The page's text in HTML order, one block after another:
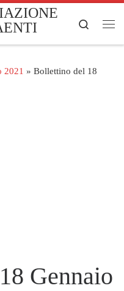
Search
2021 » Bollettino del 18
Gennaio